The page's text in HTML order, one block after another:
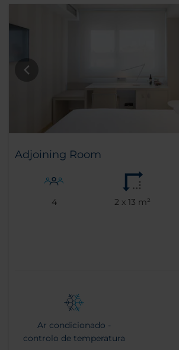
Adjoining Room
4 2 x 13 m²
Ar condicionado -
controlo de temperatura